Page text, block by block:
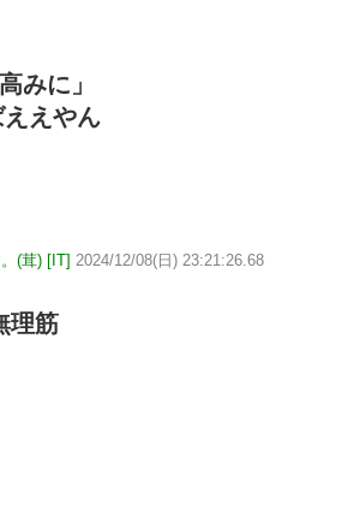
みに」
えやん
(茸) [IT] 2024/12/08(日) 23:21:26.68
理筋